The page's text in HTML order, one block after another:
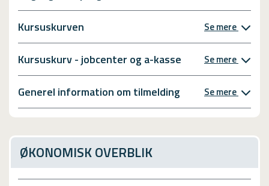
Kursuskurven Se mere
Kursuskurv - jobcenter og a-kasse Se mere
Generel information om tilmelding Se mere
ØKONOMISK OVERBLIK